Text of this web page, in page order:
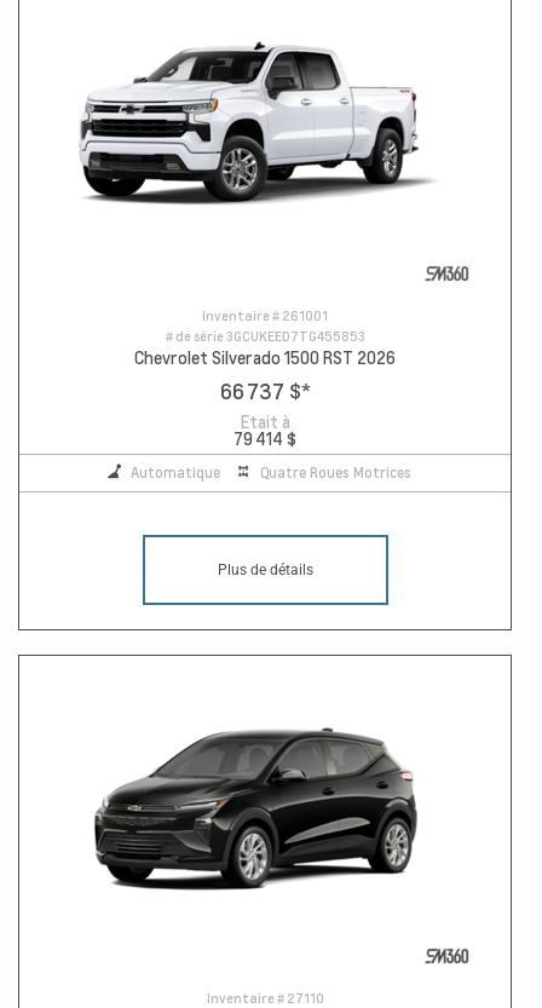
Inventaire # 261001
# de série3GCUKEED7TG455853
Chevrolet Silverado 1500 RST 2026
66 737 $*
Etait à
79 414 $
Automatique Quatre Roues Motrices
Plus de détails
Inventaire # 27110